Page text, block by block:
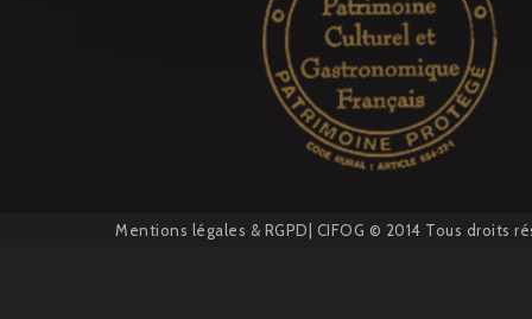
Mentions légales & RGPD| CIFOG © 2014 Tous droits